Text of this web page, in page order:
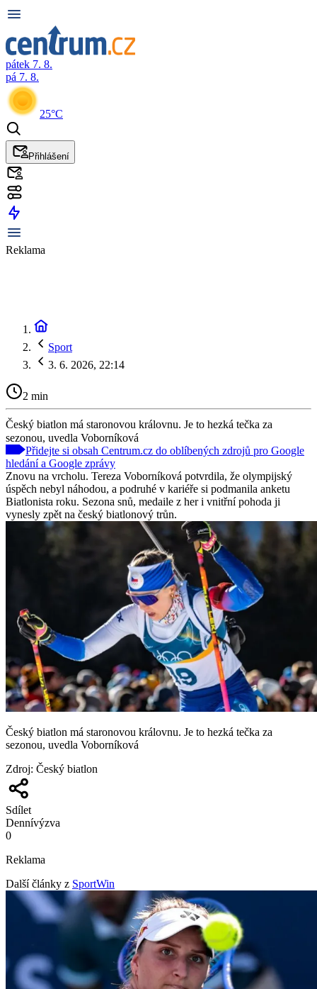
pátek 7. 8.
pá 7. 8.
25°C
Přihlášení
Reklama
Sport
3. 6. 2026, 22:14
2 min
Český biatlon má staronovou královnu. Je to hezká tečka za
sezonou, uvedla Voborníková
Přidejte si obsah Centrum.cz do oblíbených zdrojů pro Google
hledání a Google zprávy
Znovu na vrcholu. Tereza Voborníková potvrdila, že olympijský
úspěch nebyl náhodou, a podruhé v kariéře si podmanila anketu
Biatlonista roku. Sezona snů, medaile z her i vnitřní pohoda ji
vynesly zpět na český biatlonový trůn.
Český biatlon má staronovou královnu. Je to hezká tečka za
sezonou, uvedla Voborníková
Zdroj: Český biatlon
Sdílet
Dennívýzva
0
Reklama
Další články z SportWin